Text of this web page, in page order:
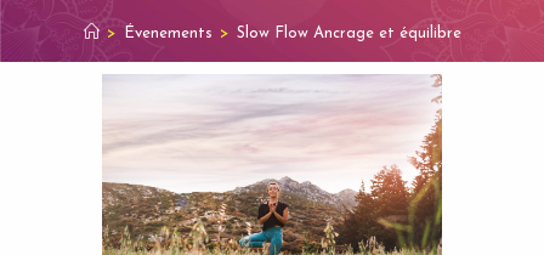
> Évenements > Slow Flow Ancrage et équilibre